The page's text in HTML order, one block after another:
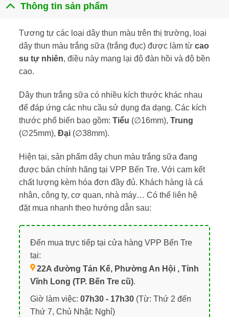
Thông tin sản phẩm
Tương tự các loại dây thun màu trên thị trường, loại
dây thun màu trắng sữa (trắng đục) được làm từ cao
su tự nhiên, điều này mang lại độ đàn hồi và độ bền
cao.
Dây thun trắng sữa có nhiều kích thước khác nhau
để đáp ứng các nhu cầu sử dụng đa dạng. Các kích
thước phổ biến bao gồm: Tiểu (∅16mm), Trung
(∅25mm), Đại(∅38mm).
Hiện tại, sản phẩm dây chun màu trắng sữa đang
được bán chính hãng tại VPP Bến Tre. Với cam kết
chất lượng kèm hóa đơn đầy đủ. Khách hàng là cá
nhân, công ty, cơ quan, nhà máy… Có thể liên hệ
đặt mua nhanh theo hướng dẫn sau:
Đến mua trực tiếp tại cửa hàng VPP Bến Tre
tại:
22A đường Tán Kế, Phường An Hội , Tỉnh
Vĩnh Long (TP. Bến Tre cũ).
Giờ làm việc: 07h30 - 17h30(Từ: Thứ 2 đến
Thứ 7, Chủ Nhật: Nghỉ)